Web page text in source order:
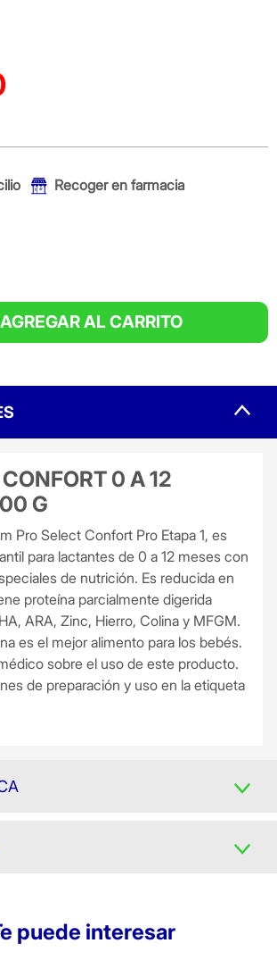
Recoger en farmacia
AGREGAR AL CARRITO
0 A 12
G
Pro Select Confort Pro Etapa 1, es
para lactantes de 0 a 12 meses con
de nutrición. Es reducida en
proteína parcialmente digerida
ARA, Zinc, Hierro, Colina y MFGM.
es el mejor alimento para los bebés.
sobre el uso de este producto.
de preparación y uso en la etiqueta
puede interesar